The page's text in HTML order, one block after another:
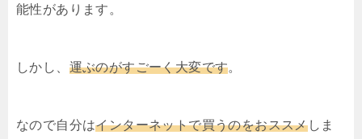
能性があります。
しかし、 運ぶのがすごーく大変です。
なので自分はインターネットで買うのをおススメしま